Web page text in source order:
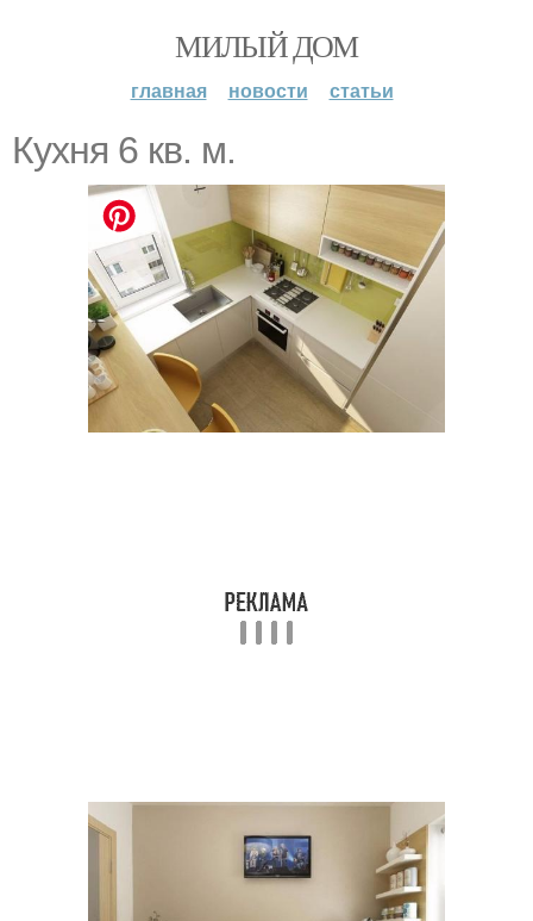
МИЛЫЙ ДОМ
главная новости статьи
Кухня 6 кв. м.